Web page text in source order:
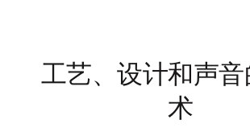
工艺、设计和声
术